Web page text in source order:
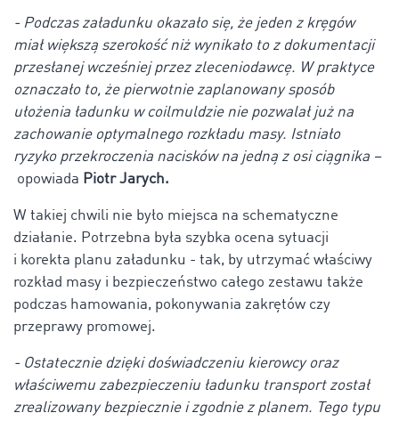
- Podczas załadunku okazało się, że jeden z kręgów
miał większą szerokość niż wynikało to z dokumentacji
przesłanej wcześniej przez zleceniodawcę. W praktyce
oznaczało to, że pierwotnie zaplanowany sposób
ułożenia ładunku w coilmuldzie nie pozwalał już na
zachowanie optymalnego rozkładu masy. Istniało
ryzyko przekroczenia nacisków na jedną z osi ciągnika –
opowiada Piotr Jarych.
W takiej chwili nie było miejsca na schematyczne
działanie. Potrzebna była szybka ocena sytuacji
i korekta planu załadunku - tak, by utrzymać właściwy
rozkład masy i bezpieczeństwo całego zestawu także
podczas hamowania, pokonywania zakrętów czy
przeprawy promowej.
- Ostatecznie dzięki doświadczeniu kierowcy oraz
właściwemu zabezpieczeniu ładunku transport został
zrealizowany bezpiecznie i zgodnie z planem. Tego typu